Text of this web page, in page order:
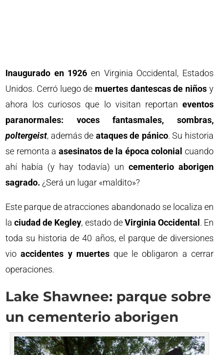
Inaugurado en 1926 en Virginia Occidental, Estados
Unidos. Cerró luego de muertes dantescas de niños y
ahora los curiosos que lo visitan reportan eventos
paranormales: voces fantasmales, sombras,
poltergeist, además de ataques de pánico. Su historia
se remonta a asesinatos de la época colonial cuando
ahí había (y hay todavía) un cementerio aborigen
sagrado. ¿Será un lugar «maldito»?
Este parque de atracciones abandonado se localiza en
laciudad de Kegley, estado deVirginia Occidental . En
toda su historia de 40 años, el parque de diversiones
vioaccidentes y muertesque le obligaron a cerrar
operaciones.
Lake Shawnee: parque sobre
un cementerio aborigen